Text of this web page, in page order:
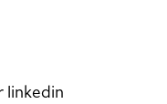
linkedin